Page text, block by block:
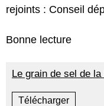
rejoints : Conseil
Bonne lecture
Le grain de sel de
Télécharger